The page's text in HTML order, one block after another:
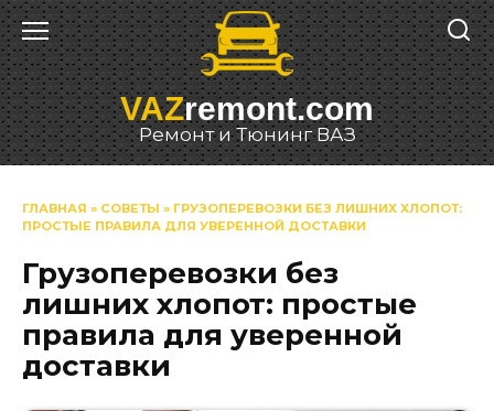
Перейти
к
содержанию
VAZremont.com
Ремонт и Тюнинг ВАЗ
ГЛАВНАЯ » СОВЕТЫ » ГРУЗОПЕРЕВОЗКИ БЕЗ ЛИШНИХ ХЛОПОТ:
ПРОСТЫЕ ПРАВИЛА ДЛЯ УВЕРЕННОЙ ДОСТАВКИ
Грузоперевозки без
лишних хлопот: простые
правила для уверенной
доставки